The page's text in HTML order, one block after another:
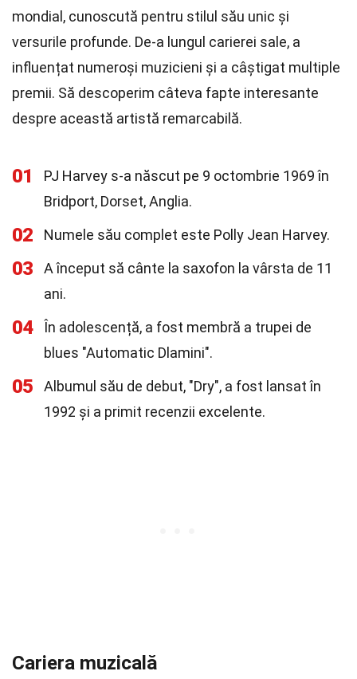
mondial, cunoscută pentru stilul său unic și
versurile profunde. De-a lungul carierei sale, a
influențat numeroși muzicieni și a câștigat multiple
premii. Să descoperim câteva fapte interesante
despre această artistă remarcabilă.
01
PJ Harvey s-a născut pe 9 octombrie 1969 în
Bridport, Dorset, Anglia.
02 Numele său complet este Polly Jean Harvey.
03
A început să cânte la saxofon la vârsta de 11
ani.
04
În adolescență, a fost membră a trupei de
blues "Automatic Dlamini".
05
Albumul său de debut, "Dry", a fost lansat în
1992 și a primit recenzii excelente.
Cariera muzicală